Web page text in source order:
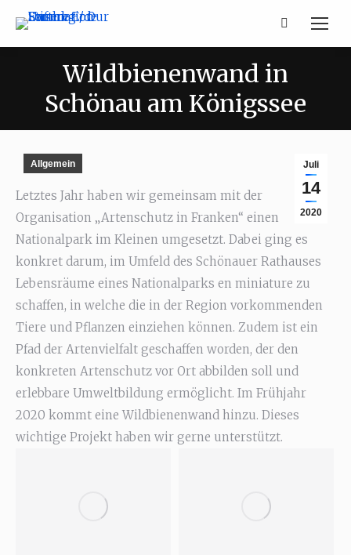
Search:
Wildbienenwand in
Schönau am Königssee
Juli
14
2020
Allgemein
Letztes Jahr haben wir gemeinsam mit der
Organisation „Artenschutz in Franken“ einen
Nationalpark im Kleinen umgesetzt. Dabei ging es
konkret darum, im Umfeld des Schönauer Rathauses
Lebensräume eines Nationalparks en miniature zu
schaffen, in welche die in der Region vorkommenden
Tiere und Pflanzen einziehen können. Zudem ist ein
Pfad der Artenvielfalt geschaffen worden, der den
konkreten Artenschutz vor Ort abbilden soll und
erlebbare Umweltbildung ermöglicht. Im Frühjahr
2020 kommt eine Wildbienenwand hinzu. Dieses
wichtige Projekt haben wir gerne unterstützt.